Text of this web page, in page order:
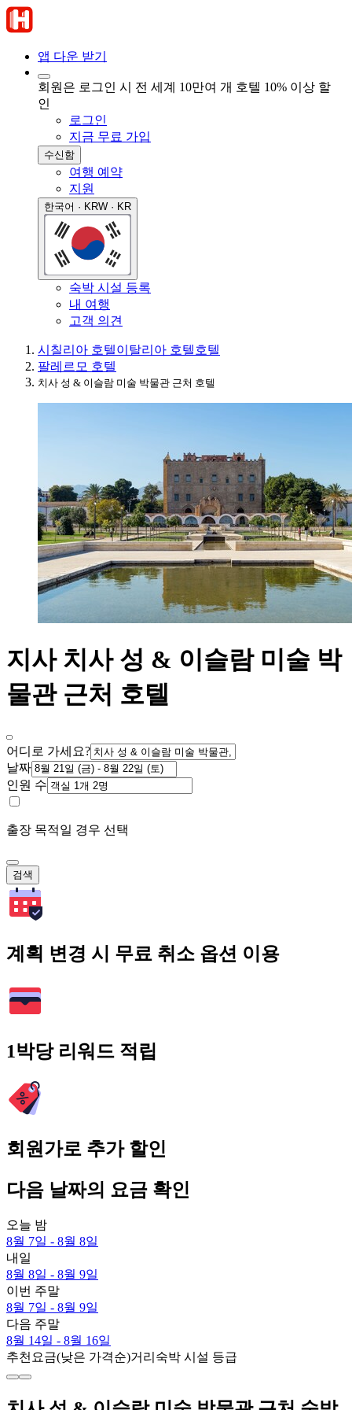
앱 다운 받기
회원은 로그인 시 전 세계 10만여 개 호텔 10% 이상 할
인
로그인
지금 무료 가입
수신함
여행 예약
지원
한국어 · KRW · KR
숙박 시설 등록
내 여행
고객 의견
시칠리아 호텔이탈리아 호텔호텔
팔레르모 호텔
치사 성 & 이슬람 미술 박물관 근처 호텔
지사 치사 성 & 이슬람 미술 박
물관 근처 호텔
어디로 가세요?
날짜
인원 수
출장 목적일 경우 선택
검색
계획 변경 시 무료 취소 옵션 이용
1박당 리워드 적립
회원가로 추가 할인
다음 날짜의 요금 확인
오늘 밤
8월 7일 - 8월 8일
내일
8월 8일 - 8월 9일
이번 주말
8월 7일 - 8월 9일
다음 주말
8월 14일 - 8월 16일
추천요금(낮은 가격순)거리 숙박 시설 등급